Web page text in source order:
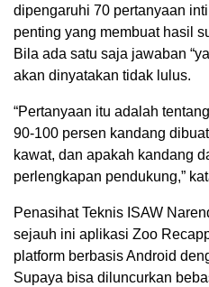
dipengaruhi 70 pertanyaan
penting yang membuat hasil
Bila ada satu saja jawaban
akan dinyatakan tidak lulus.
“Pertanyaan itu adalah
90-100 persen kandang
kawat, dan apakah kandang
perlengkapan pendukung,”
Penasihat Teknis ISAW
sejauh ini aplikasi Zoo
platform berbasis Android
Supaya bisa diluncurkan